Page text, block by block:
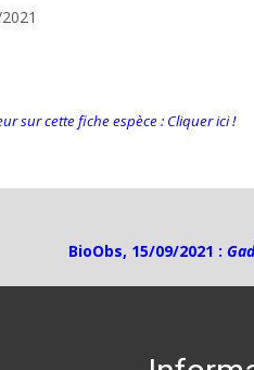
sur cette fiche espèce : Cliquer ici !
BioObs, 15/09/2021 :